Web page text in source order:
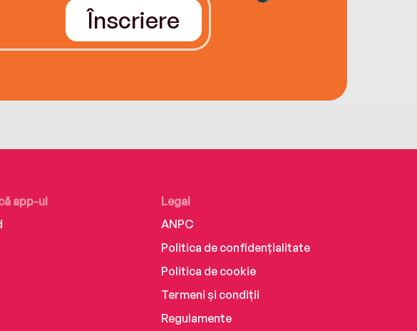
Înscriere
app-ul
Legal
ANPC
Politica de confidențialitate
Politica de cookie
Termeni și condiții
Regulamente